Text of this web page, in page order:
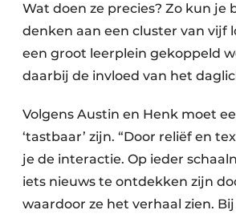
Wat doen ze precies? Zo kun je
denken aan een cluster van vijf
een groot leerplein gekoppeld
daarbij de invloed van het
Volgens Austin en Henk moet
‘tastbaar’ zijn. “Door reliëf en
je de interactie. Op ieder
iets nieuws te ontdekken zijn
waardoor ze het verhaal zien.